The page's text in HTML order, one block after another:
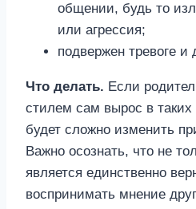
общении, будь то
или агрессия;
подвержен тревоге и
Что делать. Если
стилем сам вырос в
будет сложно изменить
Важно осознать, что не
является единственно
воспринимать мнение